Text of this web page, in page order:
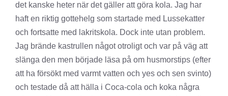
det kanske heter när det gäller att göra kola. Jag har
haft en riktig gottehelg som startade med Lussekatter
och fortsatte med lakritskola. Dock inte utan problem.
Jag brände kastrullen något otroligt och var på väg att
slänga den men började läsa på om husmorstips (efter
att ha försökt med varmt vatten och yes och sen svinto)
och testade då att hälla i Coca-cola och koka några